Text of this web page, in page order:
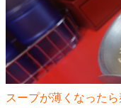
スープが薄くなった